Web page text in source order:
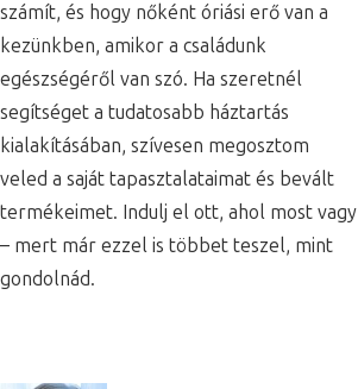
számít, és hogy nőként óriási erő van a
kezünkben, amikor a családunk
egészségéről van szó. Ha szeretnél
segítséget a tudatosabb háztartás
kialakításában, szívesen megosztom
veled a saját tapasztalataimat és bevált
termékeimet. Indulj el ott, ahol most vagy
– mert már ezzel is többet teszel, mint
gondolnád.